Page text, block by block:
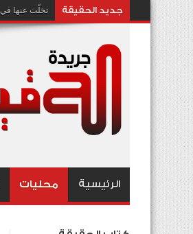
جديد الحقيقة تخلّت عنها في 2021.. ميتا تعيد إحياء تقنية تثير الجدل بشأن انتهاك الخصوصية
الرئيسية محليات